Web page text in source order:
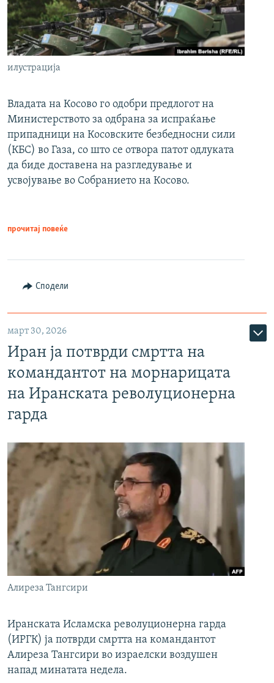
илустрација
Владата на Косово го одобри предлогот на
Министерството за одбрана за испраќање
припадници на Косовските безбедносни сили
(КБС) во Газа, со што се отвора патот одлуката
да биде доставена на разгледување и
усвојување во Собранието на Косово.
прочитај повеќе
Сподели
март 30, 2026
Иран ја потврди смртта на
командантот на морнарицата
на Иранската револуционерна
гарда
Алиреза Тангсири
Иранската Исламска револуционерна гарда
(ИРГК) ја потврди смртта на командантот
Алиреза Тангсири во израелски воздушен
напад минатата недела.